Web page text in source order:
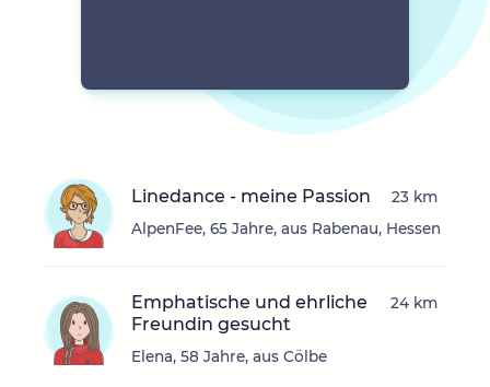
Linedance - meine Passion
AlpenFee, 65 Jahre, aus Rabenau, Hessen
23 km
Emphatische und ehrliche
Freundin gesucht
Elena, 58 Jahre, aus Cölbe
24 km